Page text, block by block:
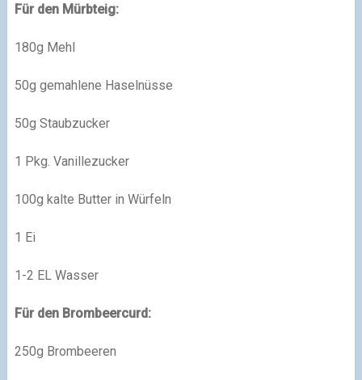
Für den Mürbteig:
180g Mehl
50g gemahlene Haselnüsse
50g Staubzucker
1 Pkg. Vanillezucker
100g kalte Butter in Würfeln
1 Ei
1-2 EL Wasser
Für den Brombeercurd:
250g Brombeeren